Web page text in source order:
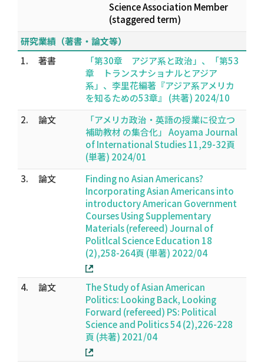
Science Association Member
(staggered term)
研究業績（著書・論文等）
1.
著書
「第30章 アジア系と政治」、「第53
章 トランスナショナルとアジア
系」、李里花編著『アジア系アメリカ
を知るための53章』 (共著) 2024/10
2.
論文
「アメリカ政治・英語の授業に役立つ
補助教材 の集合化」 Aoyama Journal
of International Studies 11,29-32頁
(単著) 2024/01
3.
論文
Finding no Asian Americans?
Incorporating Asian Americans into
introductory American Government
Courses Using Supplementary
Materials (refereed) Journal of
Politlcal Science Education 18
(2),258-264頁 (単著) 2022/04
4. 論文
The Study of Asian American
Politics: Looking Back, Looking
Forward (refereed) PS: Political
Science and Politics 54 (2),226-228
頁 (共著) 2021/04